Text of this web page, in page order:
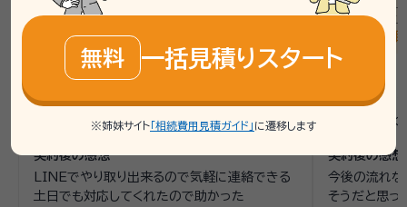
話しやすさ
依頼内容相続手続き
面談の感想
自宅まで来てくれた。事前に資料を用意して貰
い流れがスムーズで良かった
契約後の感想
LINEでやり取り出来るので気軽に連絡できる
土日でも対応してくれたので助かった
話しやすさ
対応スピー
依頼内容
面談の感想
連絡は早く、
も報酬が安
契約後の感想
今後の流れな
そうだと思っ
スクロールできます
無料 一括見積りスタート
※姉妹サイト 「相続費用見積ガイド」 に遷移します